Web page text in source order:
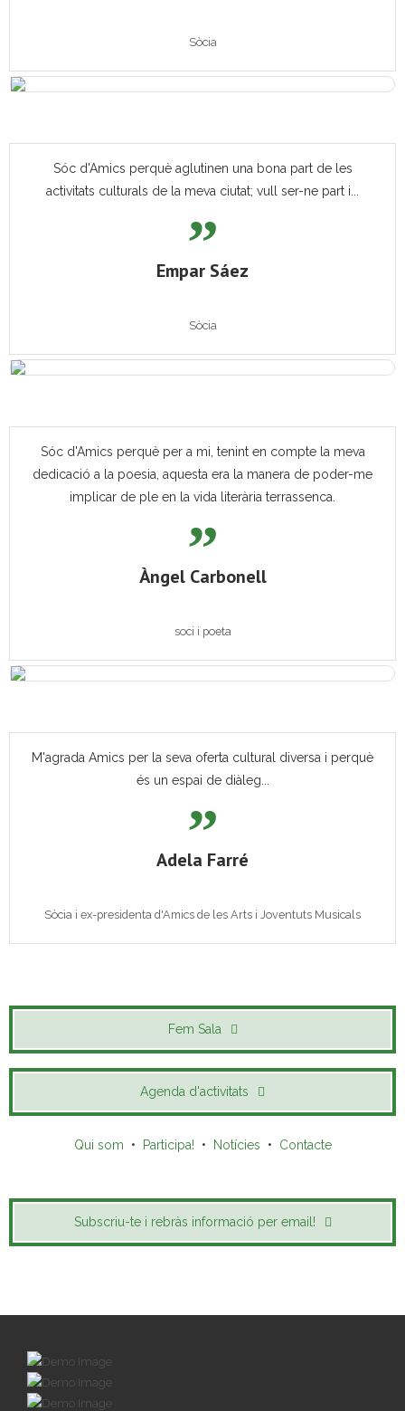
Sòcia
Sóc d'Amics perquè aglutinen una bona part de les
activitats culturals de la meva ciutat; vull ser-ne part i...
Empar Sáez
Sòcia
Sóc d'Amics perquè per a mi, tenint en compte la meva
dedicació a la poesia, aquesta era la manera de poder-me
implicar de ple en la vida literària terrassenca.
Àngel Carbonell
soci i poeta
M'agrada Amics per la seva oferta cultural diversa i perquè
és un espai de diàleg...
Adela Farré
Sòcia i ex-presidenta d'Amics de les Arts i Joventuts Musicals
Fem Sala
Agenda d'activitats
Qui som • Participa! • Notícies • Contacte
Subscriu-te i rebràs informació per email!